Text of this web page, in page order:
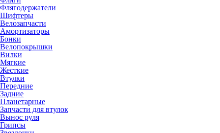
Флягодержатели
Шифтеры
Велозапчасти
Амортизаторы
Бонки
Велопокрышки
Вилки
Мягкие
Жесткие
Втулки
Передние
Задние
Планетарные
Запчасти для втулок
Вынос руля
Грипсы